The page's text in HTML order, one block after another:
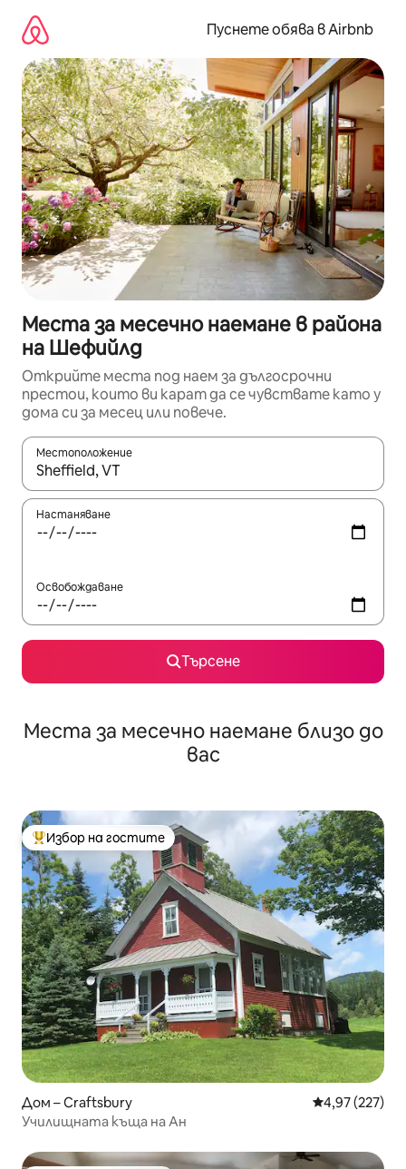
съдържанието
Пуснете обява в Airbnb
Места за месечно наемане в района
на Шефийлд
Открийте места под наем за дългосрочни
престои, които ви карат да се чувствате като у
дома си за месец или повече.
Местоположение
Когато резултатите се покажат, използвайте
Настаняване
Освобождаване
Търсене
Места за месечно наемане близо до
вас
Най-популярен избор на гостите
Избор на гостите
Дом – Craftsbury Средна
4,97 (227)
Училищната къща на Ан